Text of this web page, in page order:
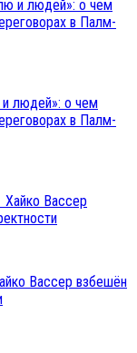
людей»: о чем
в Палм-
Вассер взбешён